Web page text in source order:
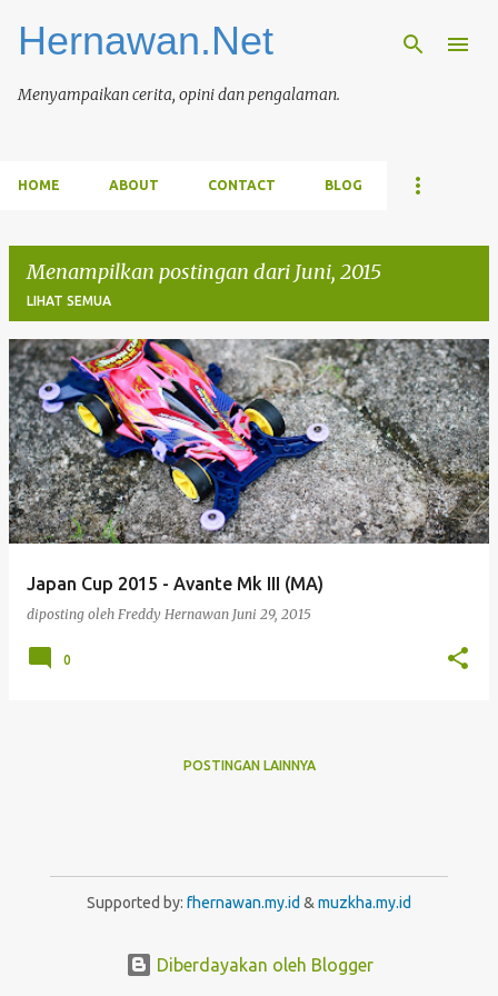
Langsung ke konten utama
Hernawan.Net
Menyampaikan cerita, opini dan pengalaman.
HOME ABOUT CONTACT BLOG
Menampilkan postingan dari Juni, 2015
LIHAT SEMUA
P
o
s
t
n
Japan Cup 2015 - Avante Mk III (MA)
diposting oleh Freddy Hernawan Juni 29, 2015
0
POSTINGAN LAINNYA
Supported by: fhernawan.my.id &muzkha.my.id
Diberdayakan oleh Blogger